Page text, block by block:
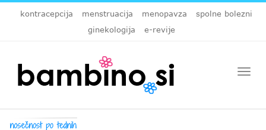
kontracepcija menstruacija menopavza
spolne bolezni
ginekologija
e-revije